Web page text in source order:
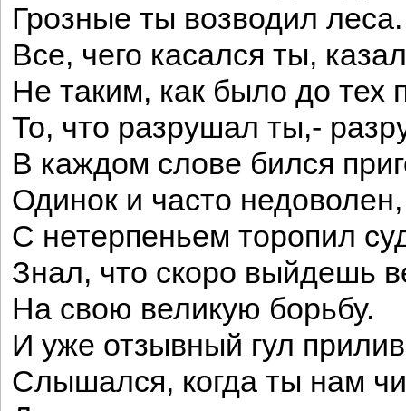
Грозные ты возводил леса.
Все, чего касался ты,
Не таким, как было до тех
То, что разрушал ты,-
В каждом слове бился
Одинок и часто недоволен,
С нетерпеньем торопил
Знал, что скоро выйдешь
На свою великую борьбу.
И уже отзывный гул
Слышался, когда ты нам